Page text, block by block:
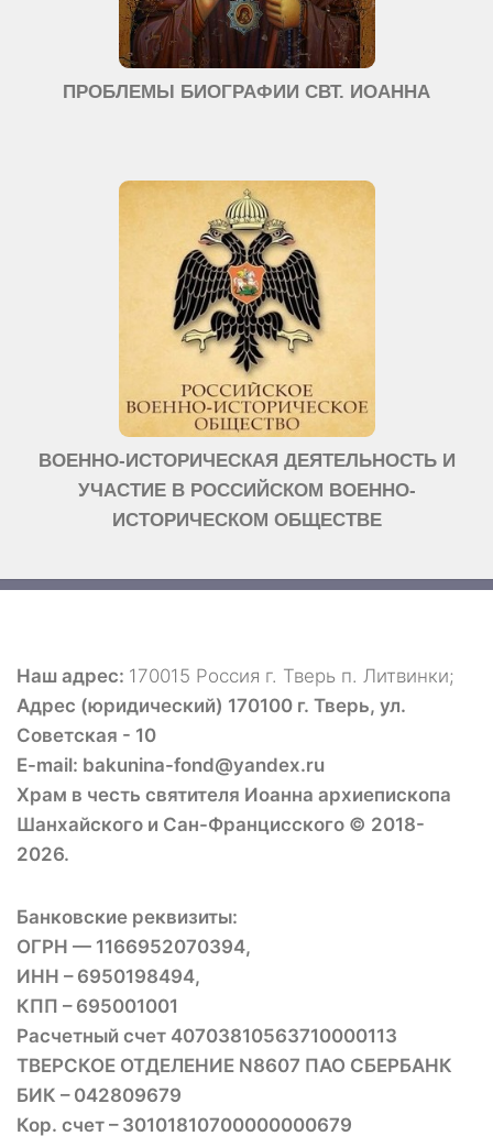
ПРОБЛЕМЫ БИОГРАФИИ СВТ. ИОАННА
ВОЕННО-ИСТОРИЧЕСКАЯ ДЕЯТЕЛЬНОСТЬ И
УЧАСТИЕ В РОССИЙСКОМ ВОЕННО-
ИСТОРИЧЕСКОМ ОБЩЕСТВЕ
Наш адрес: 170015 Россия г. Тверь п. Литвинки;
Адрес (юридический) 170100 г. Тверь, ул.
Советская - 10
E-mail: bakunina-fond@yandex.ru
Храм в честь святителя Иоанна архиепископа
Шанхайского и Сан-Францисского © 2018-
2026.
Банковские реквизиты:
ОГРН — 1166952070394,
ИНН – 6950198494,
КПП – 695001001
Расчетный счет 40703810563710000113
ТВЕРСКОЕ ОТДЕЛЕНИЕ N8607 ПАО СБЕРБАНК
БИК – 042809679
Кор. счет – 30101810700000000679